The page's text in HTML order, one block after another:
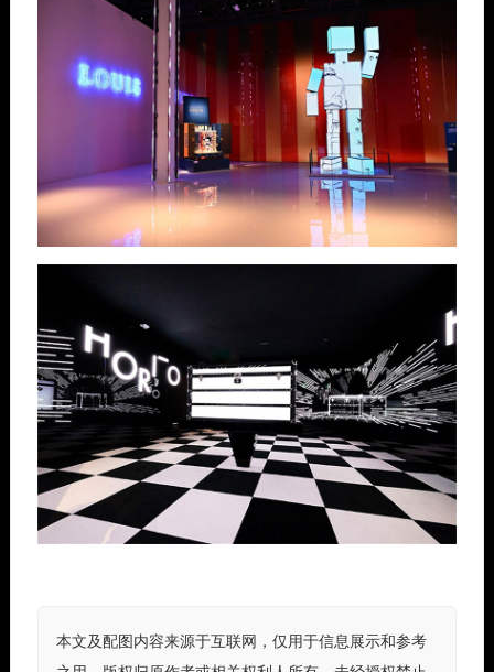
本文及配图内容来源于互联网，仅用于信息展示和参考